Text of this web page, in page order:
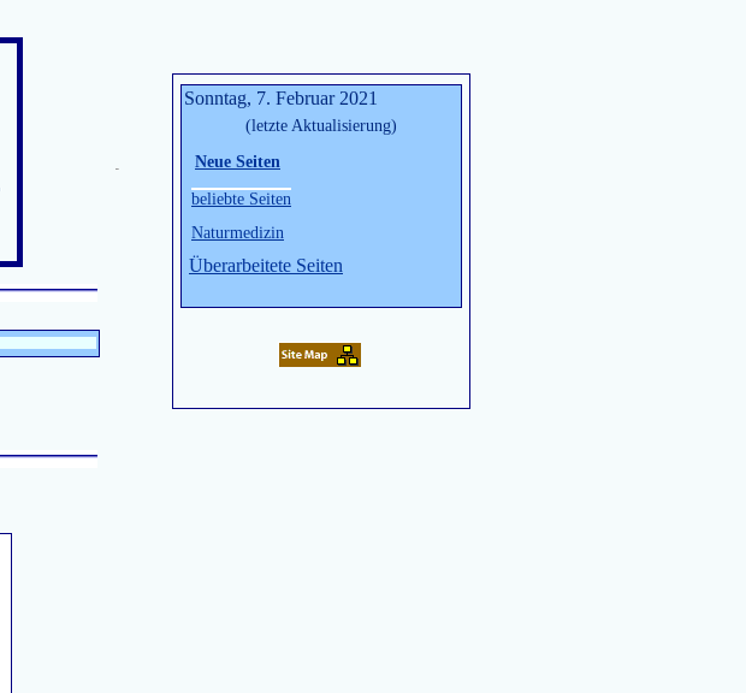
Sonntag, 7. Februar 2021
(letzte Aktualisierung)
Neue Seiten
beliebte Seiten
Naturmedizin
Überarbeitete Seiten